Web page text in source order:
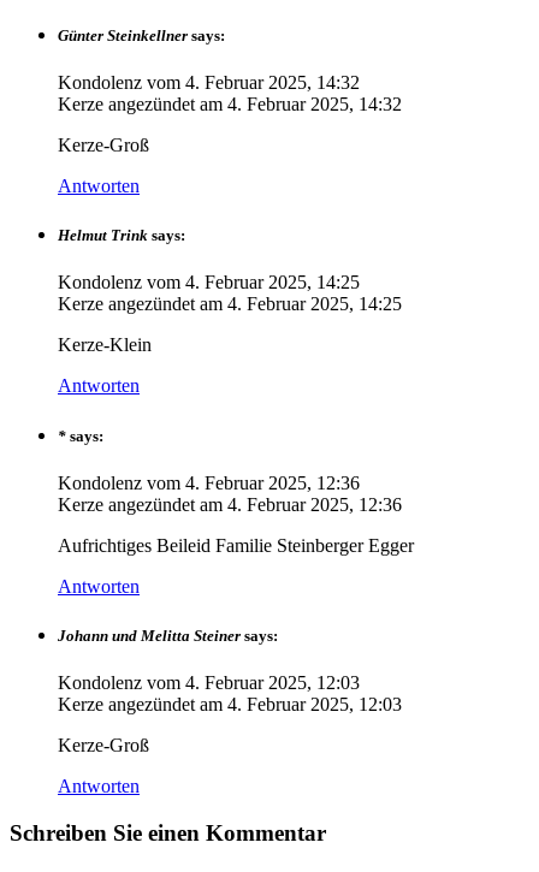
Günter Steinkellner says:
Kondolenz vom 4. Februar 2025, 14:32
Kerze angezündet am 4. Februar 2025, 14:32
Kerze-Groß
Antworten
Helmut Trink says:
Kondolenz vom 4. Februar 2025, 14:25
Kerze angezündet am 4. Februar 2025, 14:25
Kerze-Klein
Antworten
* says:
Kondolenz vom 4. Februar 2025, 12:36
Kerze angezündet am 4. Februar 2025, 12:36
Aufrichtiges Beileid Familie Steinberger Egger
Antworten
Johann und Melitta Steiner says:
Kondolenz vom 4. Februar 2025, 12:03
Kerze angezündet am 4. Februar 2025, 12:03
Kerze-Groß
Antworten
Schreiben Sie einen Kommentar